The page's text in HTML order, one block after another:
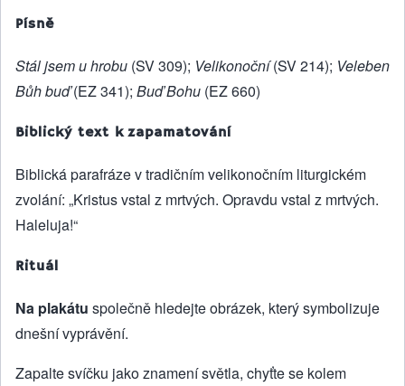
Písně
Stál jsem u hrobu (SV 309); Velikonoční(SV 214); Veleben
Bůh buď(EZ 341); Buď Bohu (EZ 660)
Biblický text k zapamatování
Biblická parafráze v tradičním velikonočním liturgickém
zvolání: „Kristus vstal z mrtvých. Opravdu vstal z mrtvých.
Haleluja!“
Rituál
Na plakátu společně hledejte obrázek, který symbolizuje
dnešní vyprávění.
Zapalte svíčku jako znamení světla, chyťte se kolem